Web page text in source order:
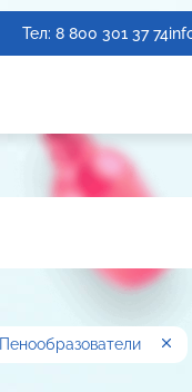
Тел: 8 800 301 37 74
Пенообразователи